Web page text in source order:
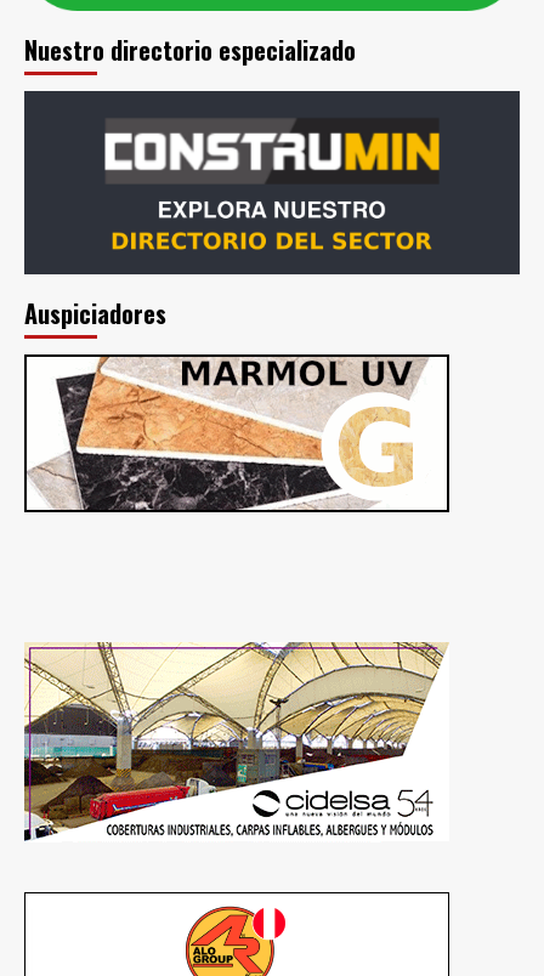
Nuestro directorio especializado
Auspiciadores